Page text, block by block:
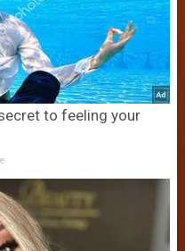
to feeling your